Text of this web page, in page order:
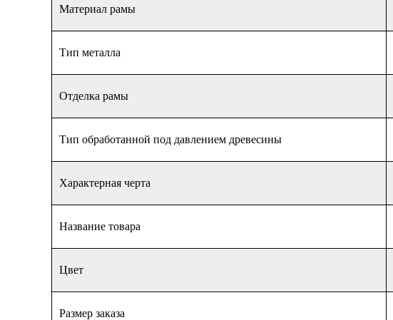
Материал рамы
Тип металла
Отделка рамы
Тип обработанной под давлением древесины
Характерная черта
Название товара
Цвет
Размер заказа